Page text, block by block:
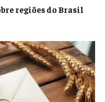
regiões do Brasil